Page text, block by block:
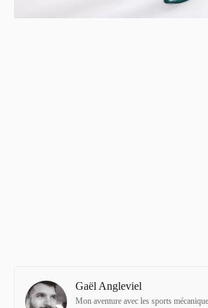
Gaël Angleviel
Mon aventure avec les sports